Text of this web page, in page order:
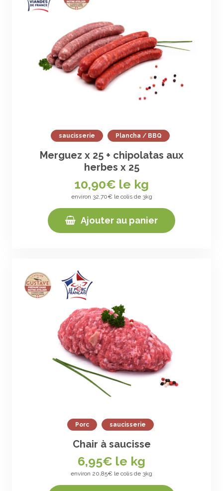
saucisserie Plancha / BBQ
Merguez x 25 + chipolatas aux
herbes x 25
10,90€ le kg
environ 32,70€ le colis de 3kg
Ajouter au panier
Porc saucisserie
Chair à saucisse
6,95€ le kg
environ 20,85€ le colis de 3kg